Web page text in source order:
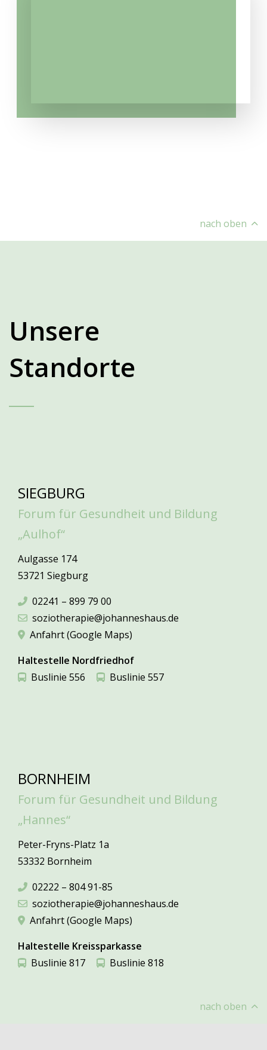
nach oben
Unsere
Standorte
SIEGBURG
Forum für Gesundheit und Bildung
„Aulhof“
Aulgasse 174
53721 Siegburg
02241 – 899 79 00
soziotherapie@johanneshaus.de
Anfahrt (Google Maps)
Haltestelle Nordfriedhof
Buslinie 556
Buslinie 557
BORNHEIM
Forum für Gesundheit und Bildung
„Hannes“
Peter-Fryns-Platz 1a
53332 Bornheim
02222 – 804 91-85
soziotherapie@johanneshaus.de
Anfahrt (Google Maps)
Haltestelle Kreissparkasse
Buslinie 817
Buslinie 818
nach oben